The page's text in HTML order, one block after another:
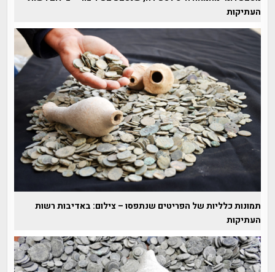
העתיקות
תמונות כלליות של הפריטים שנתפסו – צילום: באדיבות רשות
העתיקות